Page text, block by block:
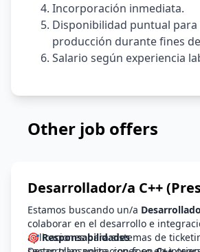
Incorporación inmediata.
Disponibilidad puntual para
producción durante fines
Salario según experiencia
Other job offers
Desarrollador/a C++
Estamos buscando un/a
colaborar en el desarrollo e
aplicaciones para sistemas de
🎯 Responsabilidades